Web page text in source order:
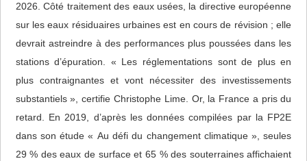
2026. Côté traitement des eaux usées, la directive européenne
sur les eaux résiduaires urbaines est en cours de révision ; elle
devrait astreindre à des performances plus poussées dans les
stations d’épuration. « Les réglementations sont de plus en
plus contraignantes et vont nécessiter des investissements
substantiels », certifie Christophe Lime. Or, la France a pris du
retard. En 2019, d’après les données compilées par la FP2E
dans son étude « Au défi du changement climatique », seules
29 % des eaux de surface et 65 % des souterraines affichaient